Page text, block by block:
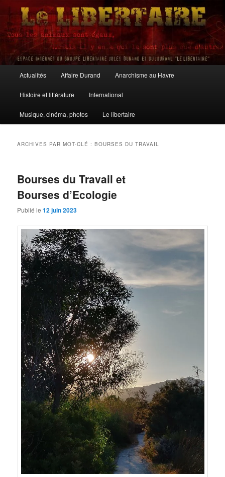
Aller
contenu
principal
Aller
contenu
secondaire
Le Libertaire
principal
Actualités Affaire Durand Anarchisme au Havre
Histoire et littérature International
Musique, cinéma, photos Le libertaire
ARCHIVES PAR MOT-CLÉ :BOURSES DU TRAVAIL
Bourses du Travail et
Bourses d’Ecologie
Publié le12 juin 2023